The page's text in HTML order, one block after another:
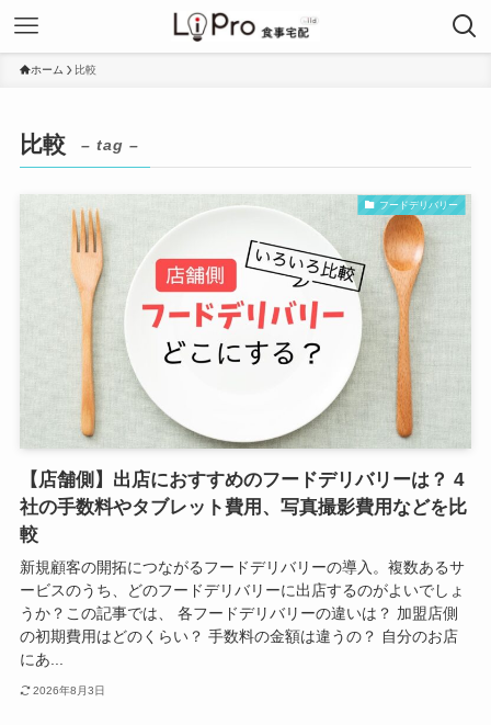
ホーム 比較
比較 – tag –
フードデリバリー
【店舗側】出店におすすめのフードデリバリーは？ 4
社の手数料やタブレット費用、写真撮影費用などを比
較
新規顧客の開拓につながるフードデリバリーの導入。複数あるサ
ービスのうち、どのフードデリバリーに出店するのがよいでしょ
うか？この記事では、 各フードデリバリーの違いは？ 加盟店側
の初期費用はどのくらい？ 手数料の金額は違うの？ 自分のお店
にあ...
2026年8月3日